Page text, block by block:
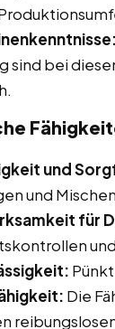
sind bei
und
und
für
Die